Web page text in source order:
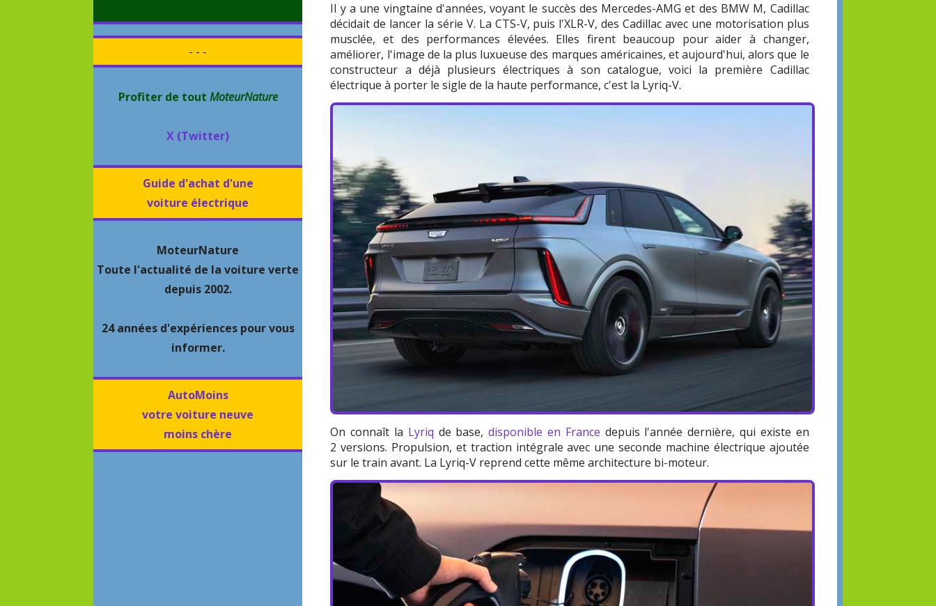
- - -
Profiter de tout MoteurNature
X (Twitter)
Guide d'achat d'une
voiture électrique
MoteurNature
Toute l'actualité de la voiture verte
depuis 2002.
24 années d'expériences pour vous
informer.
AutoMoins
votre voiture neuve
moins chère
Il y a une vingtaine d'années, voyant le succès des Mercedes-AMG et des BMW M, Cadillac
décidait de lancer la série V. La CTS-V, puis l'XLR-V, des Cadillac avec une motorisation plus
musclée, et des performances élevées. Elles firent beaucoup pour aider à changer,
améliorer, l'image de la plus luxueuse des marques américaines, et aujourd'hui, alors que le
constructeur a déjà plusieurs électriques à son catalogue, voici la première Cadillac
électrique à porter le sigle de la haute performance, c'est la Lyriq-V.
On connaît la Lyriq de base,disponible en France depuis l'année dernière, qui existe en
2 versions. Propulsion, et traction intégrale avec une seconde machine électrique ajoutée
sur le train avant. La Lyriq-V reprend cette même architecture bi-moteur.